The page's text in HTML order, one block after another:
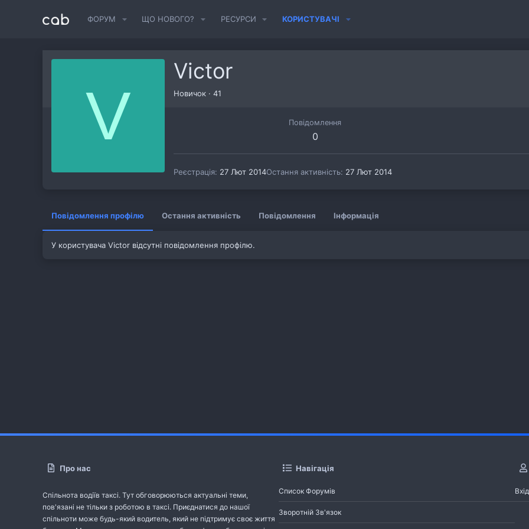
ФОРУМ ЩО НОВОГО? РЕСУРСИ КОРИСТУВАЧІ
V
Victor
Новичок · 41
Повідомлення
0
Реєстрація 27 Лют 2014Остання активність 27 Лют 2014
Повідомлення профілю Остання активність Повідомлення Інформація
У користувача Victor відсутні повідомлення профілю.
Про нас
Спільнота водіїв таксі. Тут обговорюються актуальні теми,
пов'язані не тільки з роботою в таксі. Приєднатися до нашої
спільноти може будь-який водитель, який не підтримує своє життя
Навігація
Список Форумів
Зворотній Зв'язок
Вхід